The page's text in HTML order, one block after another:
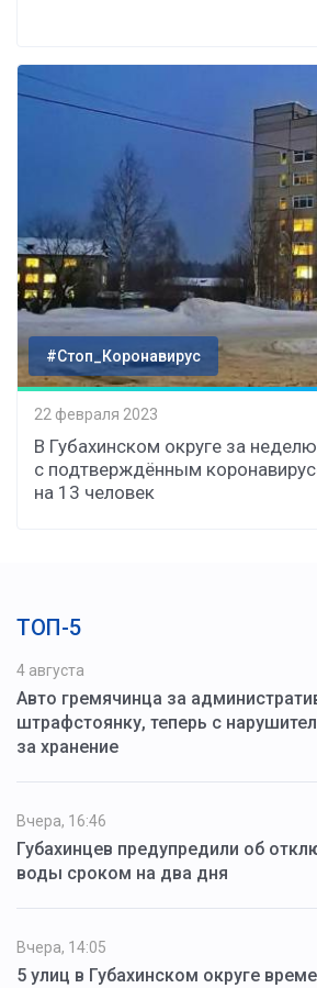
#Стоп_Коронавирус
22 февраля 2023
В Губахинском округе за
с подтверждённым
на 13 человек
ТОП-5
4 августа
Авто гремячинца за
штрафстоянку, теперь с
за хранение
Вчера, 16:46
Губахинцев предупредили об
воды сроком на два дня
Вчера, 14:05
5 улиц в Губахинском округе